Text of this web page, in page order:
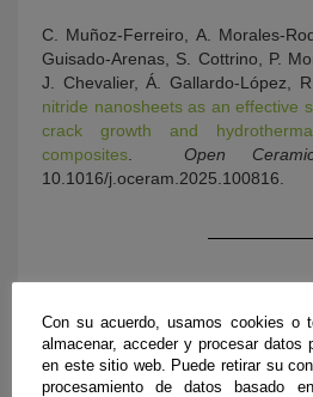
C. Muñoz-Ferreiro, A. Morales-
Guisado-Arenas, S. Cottrino, P.
J. Chevalier, Á. Gallardo-López,
nitride nanosheets as an effective
crack growth and
composites
Open
10.1016/j.oceram.2025.100816.
Con su acuerdo, usamos cookies o
almacenar, acceder y procesar datos
en este sitio web. Puede retirar su
procesamiento de datos basado